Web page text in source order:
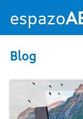
espazo
Blog